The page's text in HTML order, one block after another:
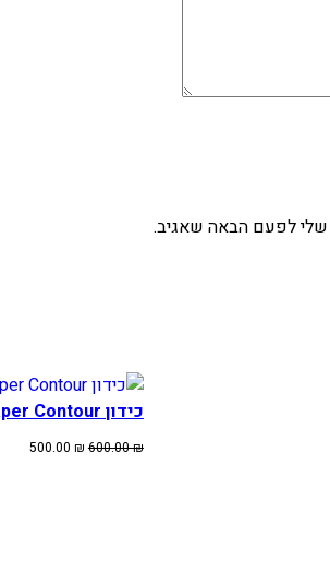
שלי לפעם הבאה שאגיב.
כידון ProTaper Contour
600.00₪
המחיר
500.00 ₪
המחיר